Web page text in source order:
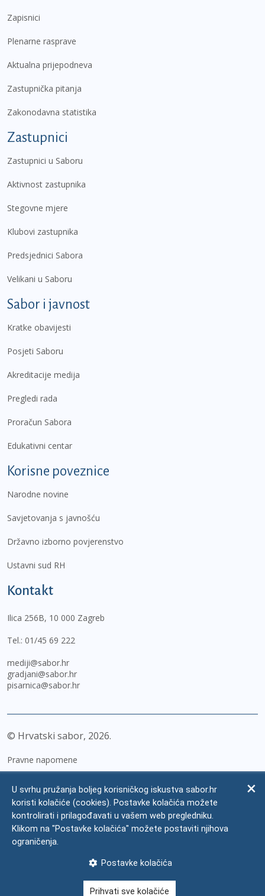
Zapisnici
Plenarne rasprave
Aktualna prijepodneva
Zastupnička pitanja
Zakonodavna statistika
Zastupnici
Zastupnici u Saboru
Aktivnost zastupnika
Stegovne mjere
Klubovi zastupnika
Predsjednici Sabora
Velikani u Saboru
Sabor i javnost
Kratke obavijesti
Posjeti Saboru
Akreditacije medija
Pregledi rada
Proračun Sabora
Edukativni centar
Korisne poveznice
Narodne novine
Savjetovanja s javnošću
Državno izborno povjerenstvo
Ustavni sud RH
Kontakt
Ilica 256B, 10 000 Zagreb
Tel.: 01/45 69 222
mediji@sabor.hr
gradjani@sabor.hr
pisarnica@sabor.hr
© Hrvatski sabor, 2026
Pravne napomene
Zaštita osobnih podataka
Impressum
Česta pitanja
U svrhu pružanja boljeg korisničkog iskustva sabor.hr
koristi kolačiće (cookies). Postavke kolačića možete
kontrolirati i prilagođavati u vašem web pregledniku.
Klikom na "Postavke kolačića" možete postaviti njihova
ograničenja.
Postavke kolačića
Prihvati sve kolačiće